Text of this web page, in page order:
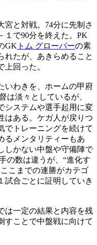
宮と対戦。74分に先制さ
１で90分を終えた。PK
GK トム グローバーの素
れたが、あきらめること
回った。
いわきを、ホームの甲府
は淡々としているが、
システムや選手起用に変
はある。ケガ人が戻りつ
でトレーニングを続けて
るメンタリティーもあ
しかない中盤や守備陣で
の数は違うが、“進化す
こまでの連勝がカテゴ
試合ごとに証明していき
は一定の結果と内容を残
すことで中盤戦に向けて